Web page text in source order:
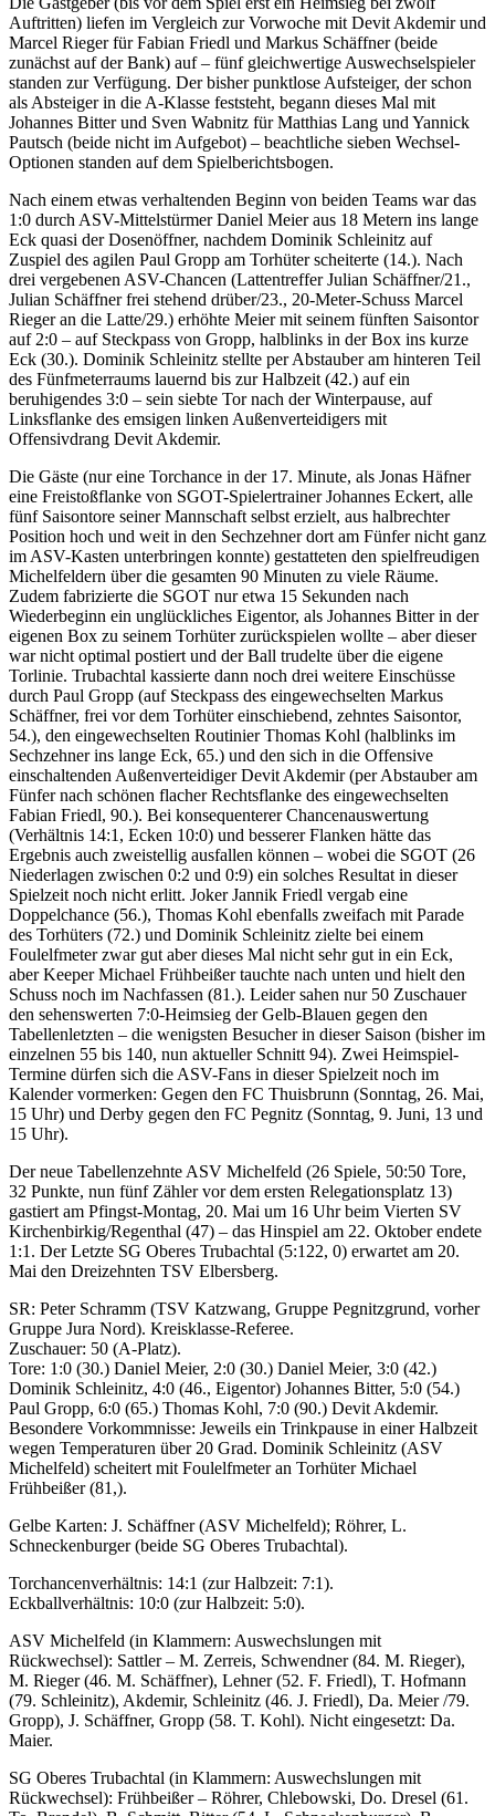
Auftritten) liefen im Vergleich zur Vorwoche mit Devit Akdemir und
Marcel Rieger für Fabian Friedl und Markus Schäffner (beide
zunächst auf der Bank) auf – fünf gleichwertige Auswechselspieler
standen zur Verfügung. Der bisher punktlose Aufsteiger, der schon
als Absteiger in die A-Klasse feststeht, begann dieses Mal mit
Johannes Bitter und Sven Wabnitz für Matthias Lang und Yannick
Pautsch (beide nicht im Aufgebot) – beachtliche sieben Wechsel-
Optionen standen auf dem Spielberichtsbogen.
Nach einem etwas verhaltenden Beginn von beiden Teams war das
1:0 durch ASV-Mittelstürmer Daniel Meier aus 18 Metern ins lange
Eck quasi der Dosenöffner, nachdem Dominik Schleinitz auf
Zuspiel des agilen Paul Gropp am Torhüter scheiterte (14.). Nach
drei vergebenen ASV-Chancen (Lattentreffer Julian Schäffner/21.,
Julian Schäffner frei stehend drüber/23., 20-Meter-Schuss Marcel
Rieger an die Latte/29.) erhöhte Meier mit seinem fünften Saisontor
auf 2:0 – auf Steckpass von Gropp, halblinks in der Box ins kurze
Eck (30.). Dominik Schleinitz stellte per Abstauber am hinteren Teil
des Fünfmeterraums lauernd bis zur Halbzeit (42.) auf ein
beruhigendes 3:0 – sein siebte Tor nach der Winterpause, auf
Linksflanke des emsigen linken Außenverteidigers mit
Offensivdrang Devit Akdemir.
Die Gäste (nur eine Torchance in der 17. Minute, als Jonas Häfner
eine Freistoßflanke von SGOT-Spielertrainer Johannes Eckert, alle
fünf Saisontore seiner Mannschaft selbst erzielt, aus halbrechter
Position hoch und weit in den Sechzehner dort am Fünfer nicht ganz
im ASV-Kasten unterbringen konnte) gestatteten den spielfreudigen
Michelfeldern über die gesamten 90 Minuten zu viele Räume.
Zudem fabrizierte die SGOT nur etwa 15 Sekunden nach
Wiederbeginn ein unglückliches Eigentor, als Johannes Bitter in der
eigenen Box zu seinem Torhüter zurückspielen wollte – aber dieser
war nicht optimal postiert und der Ball trudelte über die eigene
Torlinie. Trubachtal kassierte dann noch drei weitere Einschüsse
durch Paul Gropp (auf Steckpass des eingewechselten Markus
Schäffner, frei vor dem Torhüter einschiebend, zehntes Saisontor,
54.), den eingewechselten Routinier Thomas Kohl (halblinks im
Sechzehner ins lange Eck, 65.) und den sich in die Offensive
einschaltenden Außenverteidiger Devit Akdemir (per Abstauber am
Fünfer nach schönen flacher Rechtsflanke des eingewechselten
Fabian Friedl, 90.). Bei konsequenterer Chancenauswertung
(Verhältnis 14:1, Ecken 10:0) und besserer Flanken hätte das
Ergebnis auch zweistellig ausfallen können – wobei die SGOT (26
Niederlagen zwischen 0:2 und 0:9) ein solches Resultat in dieser
Spielzeit noch nicht erlitt. Joker Jannik Friedl vergab eine
Doppelchance (56.), Thomas Kohl ebenfalls zweifach mit Parade
des Torhüters (72.) und Dominik Schleinitz zielte bei einem
Foulelfmeter zwar gut aber dieses Mal nicht sehr gut in ein Eck,
aber Keeper Michael Frühbeißer tauchte nach unten und hielt den
Schuss noch im Nachfassen (81.). Leider sahen nur 50 Zuschauer
den sehenswerten 7:0-Heimsieg der Gelb-Blauen gegen den
Tabellenletzten – die wenigsten Besucher in dieser Saison (bisher im
einzelnen 55 bis 140, nun aktueller Schnitt 94). Zwei Heimspiel-
Termine dürfen sich die ASV-Fans in dieser Spielzeit noch im
Kalender vormerken: Gegen den FC Thuisbrunn (Sonntag, 26. Mai,
15 Uhr) und Derby gegen den FC Pegnitz (Sonntag, 9. Juni, 13 und
15 Uhr).
Der neue Tabellenzehnte ASV Michelfeld (26 Spiele, 50:50 Tore,
32 Punkte, nun fünf Zähler vor dem ersten Relegationsplatz 13)
gastiert am Pfingst-Montag, 20. Mai um 16 Uhr beim Vierten SV
Kirchenbirkig/Regenthal (47) – das Hinspiel am 22. Oktober endete
1:1. Der Letzte SG Oberes Trubachtal (5:122, 0) erwartet am 20.
Mai den Dreizehnten TSV Elbersberg.
SR: Peter Schramm (TSV Katzwang, Gruppe Pegnitzgrund, vorher
Gruppe Jura Nord). Kreisklasse-Referee.
Zuschauer: 50 (A-Platz).
Tore: 1:0 (30.) Daniel Meier, 2:0 (30.) Daniel Meier, 3:0 (42.)
Dominik Schleinitz, 4:0 (46., Eigentor) Johannes Bitter, 5:0 (54.)
Paul Gropp, 6:0 (65.) Thomas Kohl, 7:0 (90.) Devit Akdemir.
Besondere Vorkommnisse: Jeweils ein Trinkpause in einer Halbzeit
wegen Temperaturen über 20 Grad. Dominik Schleinitz (ASV
Michelfeld) scheitert mit Foulelfmeter an Torhüter Michael
Frühbeißer (81,).
Gelbe Karten: J. Schäffner (ASV Michelfeld); Röhrer, L.
Schneckenburger (beide SG Oberes Trubachtal).
Torchancenverhältnis: 14:1 (zur Halbzeit: 7:1).
Eckballverhältnis: 10:0 (zur Halbzeit: 5:0).
ASV Michelfeld (in Klammern: Auswechslungen mit
Rückwechsel): Sattler – M. Zerreis, Schwendner (84. M. Rieger),
M. Rieger (46. M. Schäffner), Lehner (52. F. Friedl), T. Hofmann
(79. Schleinitz), Akdemir, Schleinitz (46. J. Friedl), Da. Meier /79.
Gropp), J. Schäffner, Gropp (58. T. Kohl). Nicht eingesetzt: Da.
Maier.
SG Oberes Trubachtal (in Klammern: Auswechslungen mit
Rückwechsel): Frühbeißer – Röhrer, Chlebowski, Do. Dresel (61.